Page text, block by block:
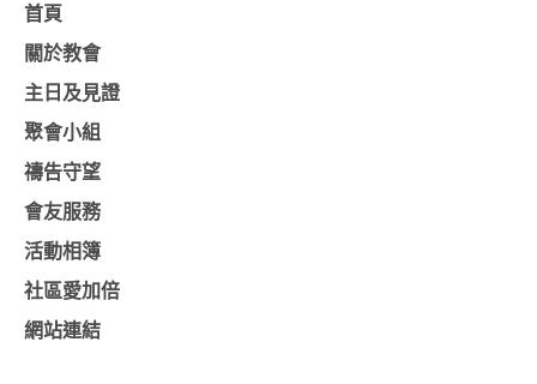
聖經 和合本
每日研經釋義
信望愛全球資訊網
蒲公英希望基金會
基督教論壇報
豐盛國際事工 – AIM
首頁
關於教會
主日及見證
聚會小組
禱告守望
會友服務
活動相簿
社區愛加倍
網站連結